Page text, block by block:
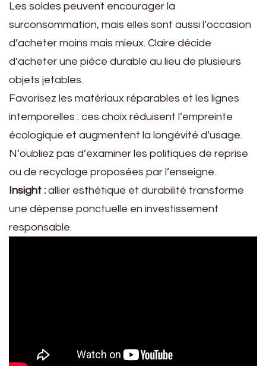
Les soldes peuvent encourager la
surconsommation, mais elles sont aussi l’occasion
d’acheter moins mais mieux. Claire décide
d’acheter une pièce durable au lieu de plusieurs
objets jetables.
Favorisez les matériaux réparables et les lignes
intemporelles : ces choix réduisent l’empreinte
écologique et augmentent la longévité d’usage.
N’oubliez pas d’examiner les politiques de reprise
ou de recyclage proposées par l’enseigne.
Insight : allier esthétique et durabilité transforme
une dépense ponctuelle en investissement
responsable.